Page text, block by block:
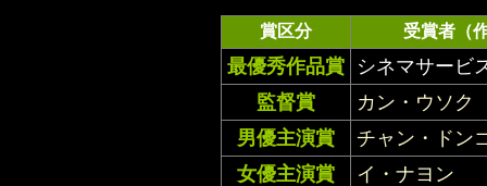
賞区分 受賞者（
最優秀作品賞
シネマサービ
監督賞
カン・ウソク
男優主演賞
チャン・ドン
女優主演賞
イ・ナヨン